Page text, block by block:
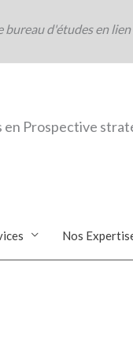
bureau d'études en lien
Prospective
Nos